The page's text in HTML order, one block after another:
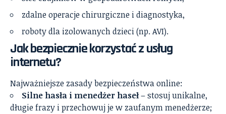
zdalne operacje chirurgiczne i diagnostyka,
roboty dla izolowanych dzieci (np. AVI).
Jak bezpiecznie korzystać z usług
internetu?
Najważniejsze zasady bezpieczeństwa online:
Silne hasła i menedżer haseł– stosuj unikalne,
długie frazy i przechowuj je w zaufanym menedżerze;